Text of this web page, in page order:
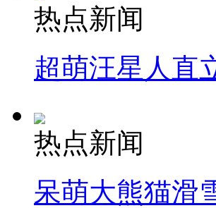
热点新闻
超萌汪星人直
热点新闻
呆萌大熊猫滑